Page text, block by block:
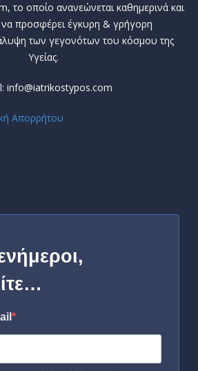
το οποίο ανανεώνεται καθημερινά και
προσφέρει έγκυρη & γρήγορη
των γεγονότων του κόσμου της
Υγείας.
info@iatrikostypos.com
Απορρήτου